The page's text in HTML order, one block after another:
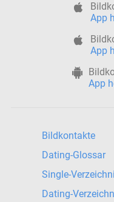
App
App
App
Bildkontakte
Dating-Glossar
Single-
Dating-